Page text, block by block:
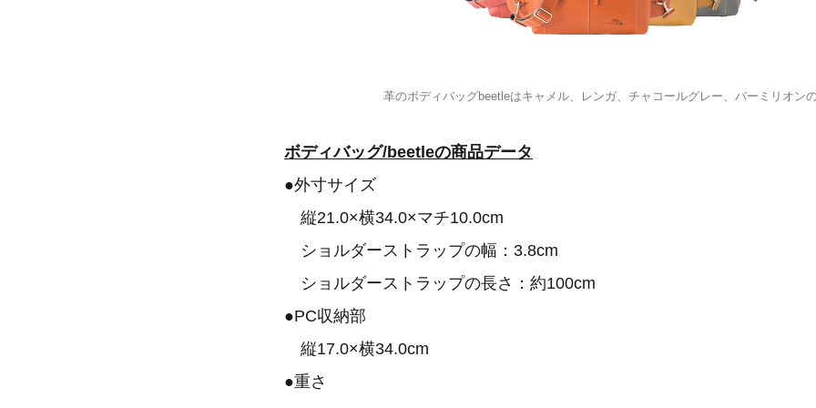
革のボディバッグbeetleはキャメル、レンガ、チャコールグレー、バーミリオン
ボディバッグ/beetleの商品データ
​●外寸サイズ
縦21.0×横34.0×マチ10.0cm
ショルダーストラップの幅：3.8cm
ショルダーストラップの長さ：約100cm
​●PC収納部
縦17.0×横34.0cm
​●重さ